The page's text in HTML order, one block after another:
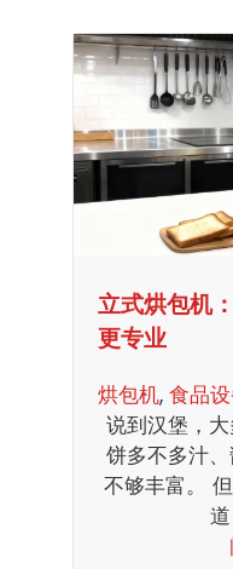
立式烘包机
更专业
烘包机, 食品
说到汉堡，
饼多不多汁
不够丰富。